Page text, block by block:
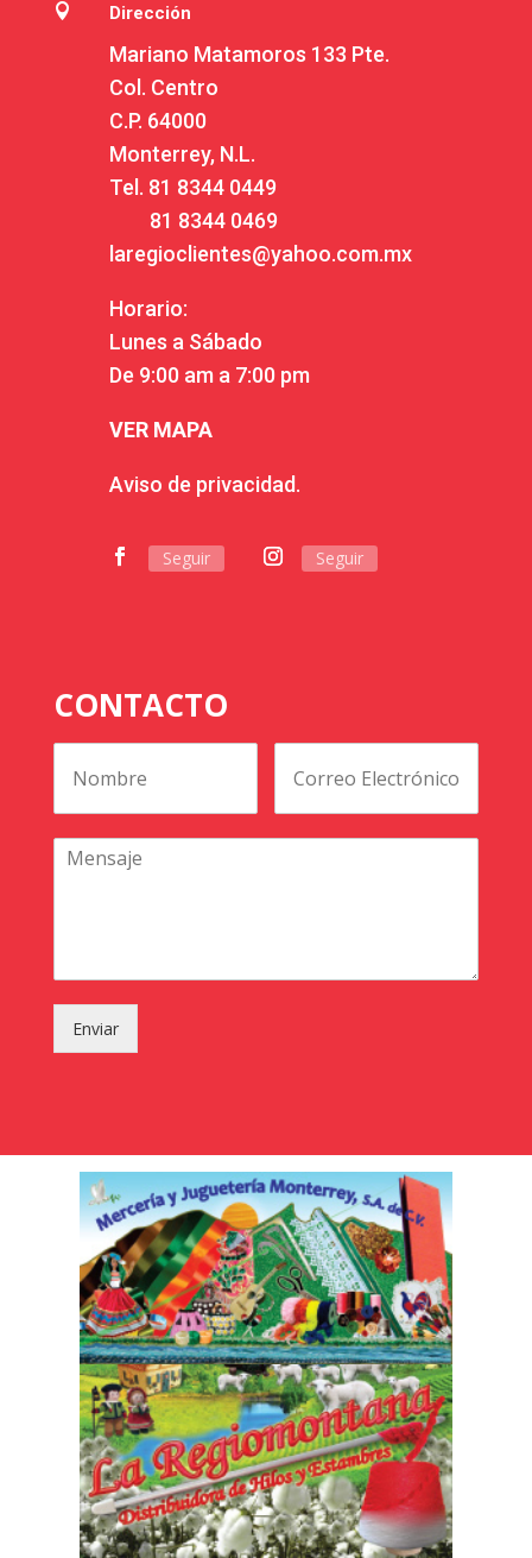
 Dirección
Mariano Matamoros 133 Pte.
Col. Centro
C.P. 64000
Monterrey, N.L.
Tel. 81 8344 0449
81 8344 0469
laregioclientes@yahoo.com.mx
Horario:
Lunes a Sábado
De 9:00 am a 7:00 pm
VER MAPA
Aviso de privacidad.
Seguir Seguir
CONTACTO
Enviar